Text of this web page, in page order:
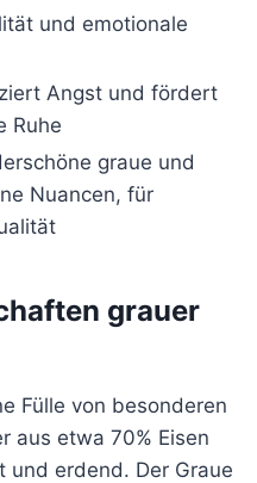
und emotionale
Angst und fördert
Ruhe
graue und
Nuancen, für
grauer
Fülle von besonderen
aus etwa 70% Eisen
und erdend. Der Graue